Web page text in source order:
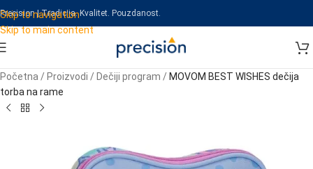
Skip to navigation
Skip to main content
Precision | Tradicija. Kvalitet. Pouzdanost.
Početna / Proizvodi / Dečiji program / MOVOM BEST WISHES dečija
torba na rame